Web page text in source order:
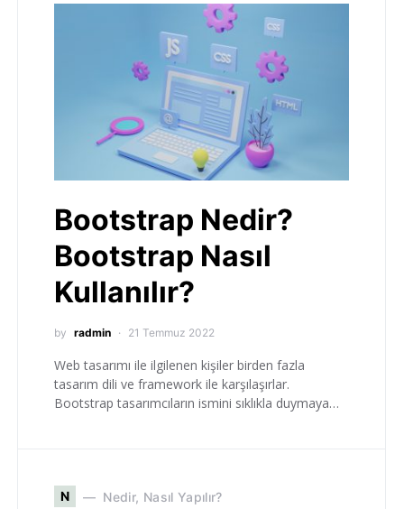
Bootstrap Nedir?
Bootstrap Nasıl
Kullanılır?
by radmin 21 Temmuz 2022
Web tasarımı ile ilgilenen kişiler birden fazla
tasarım dili ve framework ile karşılaşırlar.
Bootstrap tasarımcıların ismini sıklıkla duymaya…
N Nedir, Nasıl Yapılır?